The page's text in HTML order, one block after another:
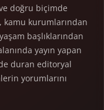
doğru biçimde
kamu kurumlarından
başlıklarından
yayın yapan
duran editoryal
yorumlarını